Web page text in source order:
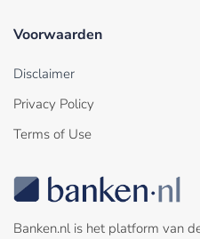
Voorwaarden
Disclaimer
Privacy Policy
Terms of Use
Banken.nl is het platform van